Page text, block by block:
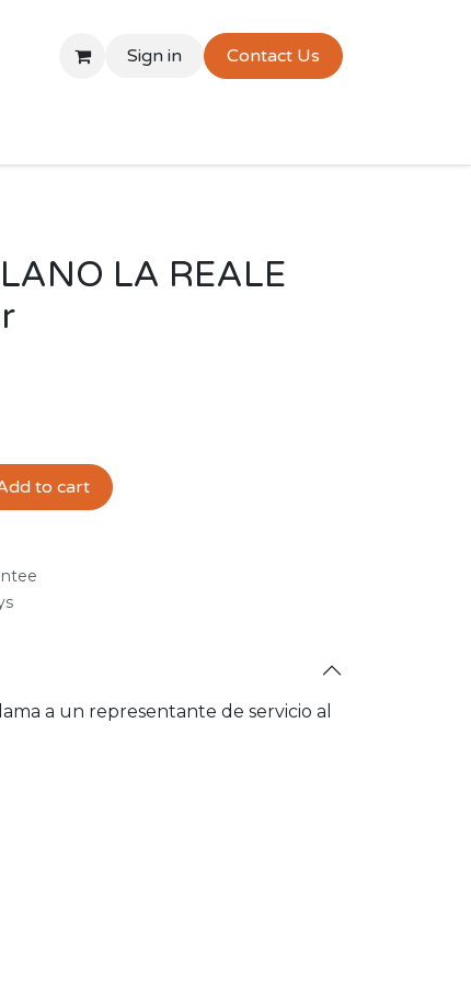
Sign in Contact Us
LA REALE
to cart
a un representante de servicio al